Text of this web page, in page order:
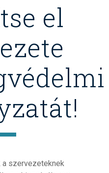
el
a szervezeteknek